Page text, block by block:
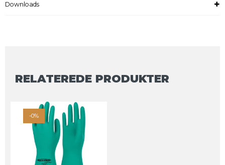
Downloads
RELATEREDE PRODUKTER
-0%